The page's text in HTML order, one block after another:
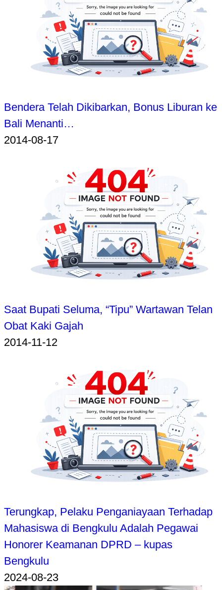
Bendera Telah Dikibarkan, Bonus Liburan ke
Bali Menanti…
2014-08-17
Saat Bupati Seluma, “Tipu” Wartawan Telan
Obat Kaki Gajah
2014-11-12
Terungkap, Pelaku Penganiayaan Terhadap
Mahasiswa di Bengkulu Adalah Pegawai
Honorer Keamanan DPRD – kupas
Bengkulu
2024-08-23